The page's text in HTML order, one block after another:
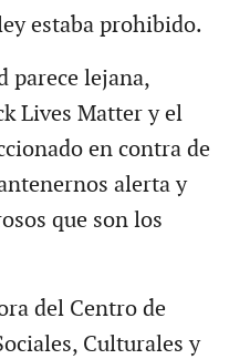
estaba prohibido.
parece lejana,
Lives Matter y el
en contra de
alerta y
que son los
del Centro de
Culturales y